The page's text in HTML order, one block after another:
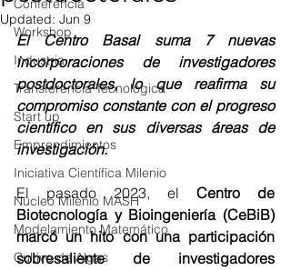
Conferencia
Workshop
Industria
Transferencia Tecnológica
Start up
Emprendimientos
Iniciativa Científica Milenio
Núcleo Milenio MASH
Modelamiento Matemático
Cultivo de Algas
Updated: Jun 9
El Centro Basal suma 7 nuevas
incorporaciones de investigadores
postdoctorales, lo que reafirma su
compromiso constante con el progreso
científico en sus diversas áreas de
investigación.
El pasado 2023, el Centro de
Biotecnología y Bioingeniería (CeBiB)
marcó un hito con una participación
sobresaliente de investigadores